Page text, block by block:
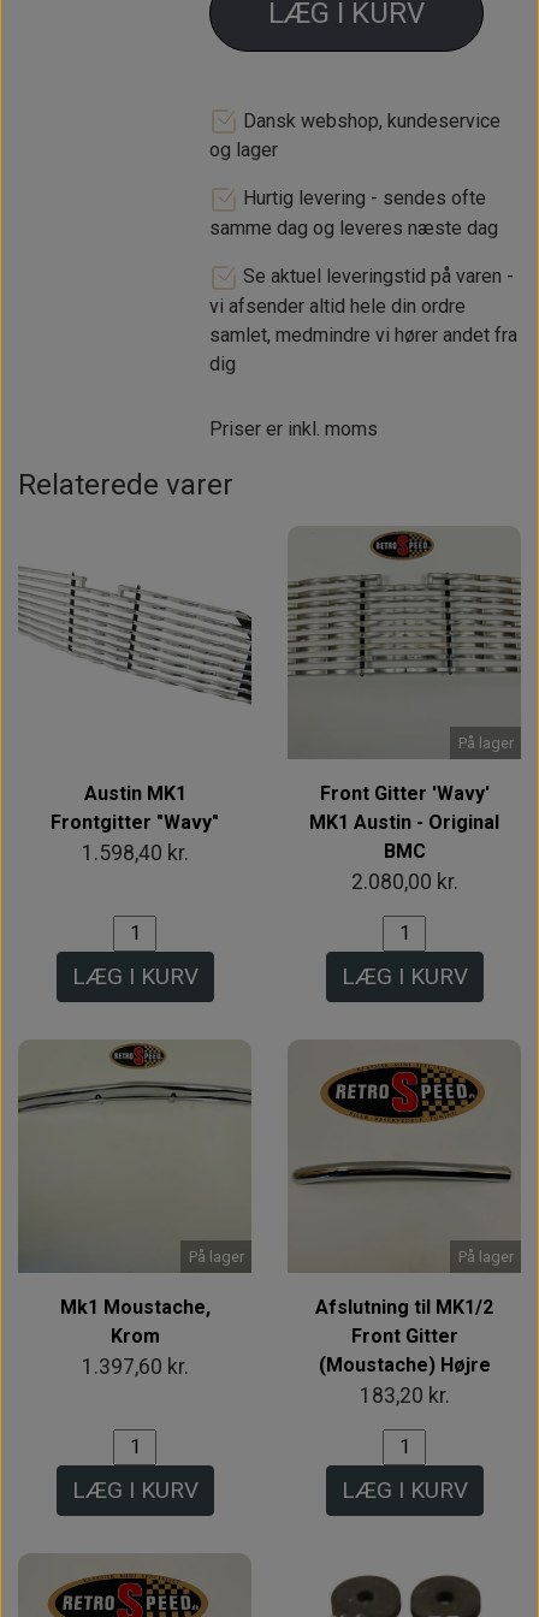
LÆG I KURV
Dansk webshop, kundeservice
og lager
Hurtig levering - sendes ofte
samme dag og leveres næste dag
Se aktuel leveringstid på varen -
vi afsender altid hele din ordre
samlet, medmindre vi hører andet fra
dig
Priser er inkl. moms
Relaterede varer
Austin MK1
Frontgitter "Wavy"
1.598,40 kr.
LÆG I KURV
På lager
Front Gitter 'Wavy'
MK1 Austin - Original
BMC
2.080,00 kr.
LÆG I KURV
På lager
Mk1 Moustache,
Krom
1.397,60 kr.
LÆG I KURV
På lager
Afslutning til MK1/2
Front Gitter
(Moustache) Højre
183,20 kr.
LÆG I KURV